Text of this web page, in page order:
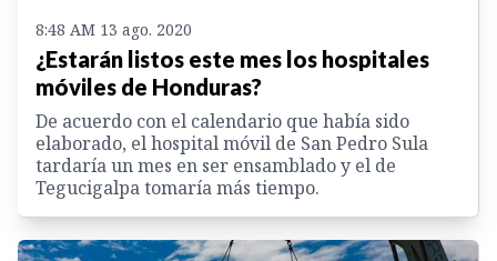
8:48 AM 13 ago. 2020
¿Estarán listos este mes los hospitales
móviles de Honduras?
De acuerdo con el calendario que había sido
elaborado, el hospital móvil de San Pedro Sula
tardaría un mes en ser ensamblado y el de
Tegucigalpa tomaría más tiempo.